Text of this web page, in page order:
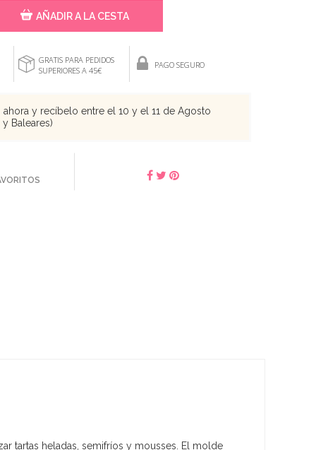
AÑADIR A LA CESTA
GRATIS PARA PEDIDOS
SUPERIORES A 45€
PAGO SEGURO
y recíbelo entre el 10 y el 11 de Agosto
Baleares)
tartas heladas, semifríos y mousses. El molde